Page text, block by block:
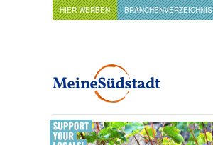
HIER WERBEN BRANCHENVERZEICHNIS